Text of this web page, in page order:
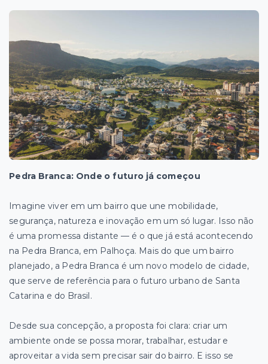
Pedra Branca: Onde o futuro já começou
Imagine viver em um bairro que une mobilidade,
segurança, natureza e inovação em um só lugar. Isso não
é uma promessa distante — é o que já está acontecendo
na Pedra Branca, em Palhoça. Mais do que um bairro
planejado, a Pedra Branca é um novo modelo de cidade,
que serve de referência para o futuro urbano de Santa
Catarina e do Brasil.
Desde sua concepção, a proposta foi clara: criar um
ambiente onde se possa morar, trabalhar, estudar e
aproveitar a vida sem precisar sair do bairro. E isso se